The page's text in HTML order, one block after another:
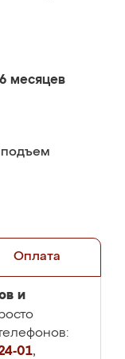
месяцев
подъем
Оплата
и
01,